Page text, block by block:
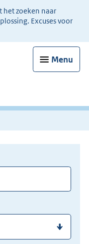
het zoeken naar
Excuses voor
Menu